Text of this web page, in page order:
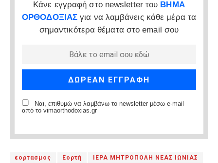
Κάνε εγγραφή στο newsletter του ΒΗΜΑ
ΟΡΘΟΔΟΞΙΑΣ για να λαμβάνεις κάθε μέρα τα
σημαντικότερα θέματα στο email σου
Ναι, επιθυμώ να λαμβάνω το newsletter μέσω e-mail
από το vimaorthodoxias.gr
εορτασμος Εορτή ΙΕΡΑ ΜΗΤΡΟΠΟΛΗ ΝΕΑΣ ΙΩΝΙΑΣ